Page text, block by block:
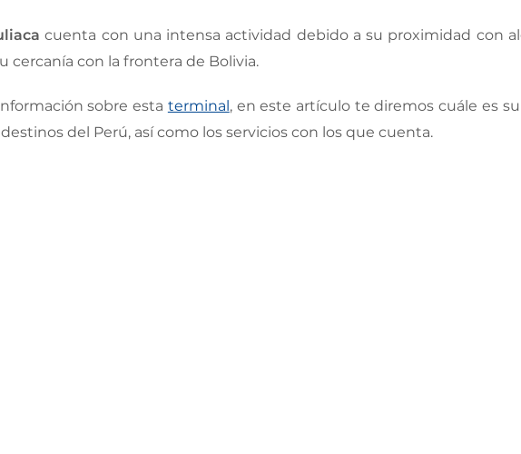
cuenta con una intensa actividad debido a su proximidad con
cercanía con la frontera de Bolivia.
sobre esta terminal, en este artículo te diremos cuále es
del Perú, así como los servicios con los que cuenta.